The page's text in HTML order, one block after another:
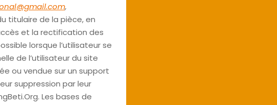
,
titulaire de la pièce, en
et la rectification des
lorsque l’utilisateur se
de l’utilisateur du site
ou vendue sur un support
suppression par leur
Les bases de